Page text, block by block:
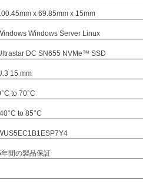
x 69.85mm x 15mm
Windows Server Linux
DC SN655 NVMe™ SSD
15 mm
to 70°C
to 85°C
間の製品保証